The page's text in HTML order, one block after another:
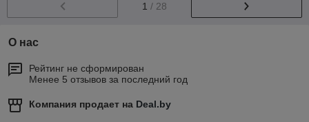
1 / 28
О нас
Рейтинг не сформирован
Менее 5 отзывов за последний год
Компания продает на Deal.by